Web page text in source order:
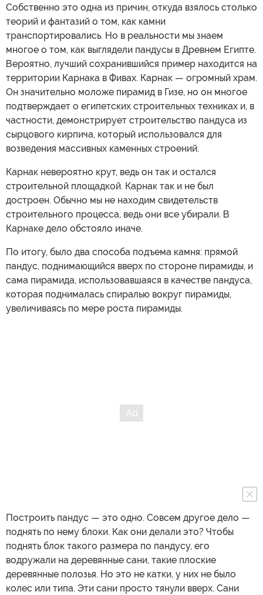
Собственно это одна из причин, откуда взялось столько
теорий и фантазий о том, как камни
транспортировались. Но в реальности мы знаем
многое о том, как выглядели пандусы в Древнем Египте.
Вероятно, лучший сохранившийся пример находится на
территории Карнака в Фивах. Карнак — огромный храм.
Он значительно моложе пирамид в Гизе, но он многое
подтверждает о египетских строительных техниках и, в
частности, демонстрирует строительство пандуса из
сырцового кирпича, который использовался для
возведения массивных каменных строений.
Карнак невероятно крут, ведь он так и остался
строительной площадкой. Карнак так и не был
достроен. Обычно мы не находим свидетельств
строительного процесса, ведь они все убирали. В
Карнаке дело обстояло иначе.
По итогу, было два способа подъема камня: прямой
пандус, поднимающийся вверх по стороне пирамиды, и
сама пирамида, использовавшаяся в качестве пандуса,
которая поднималась спиралью вокруг пирамиды,
увеличиваясь по мере роста пирамиды.
Построить пандус — это одно. Совсем другое дело —
поднять по нему блоки. Как они делали это? Чтобы
поднять блок такого размера по пандусу, его
водружали на деревянные сани, такие плоские
деревянные полозья. Но это не катки, у них не было
колес или типа. Эти сани просто тянули вверх. Сани